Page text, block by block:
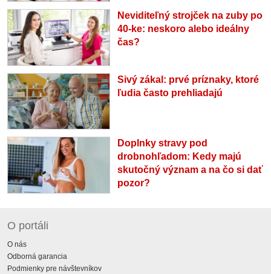
Neviditeľný strojček na zuby po
40-ke: neskoro alebo ideálny
čas?
Sivý zákal: prvé príznaky, ktoré
ľudia často prehliadajú
Doplnky stravy pod
drobnohľadom: Kedy majú
skutočný význam a na čo si dať
pozor?
O portáli
O nás
Odborná garancia
Podmienky pre návštevníkov